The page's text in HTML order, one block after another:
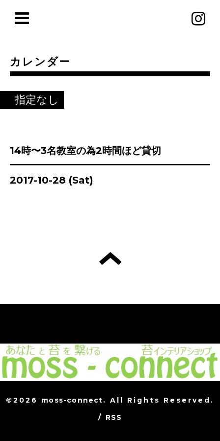
カレンダー
指定なし
14時〜3名教室の為2時間ほど貸切
2017-10-28 (Sat)
©2026 moss-connect. All Rights Reserved.
/ RSS